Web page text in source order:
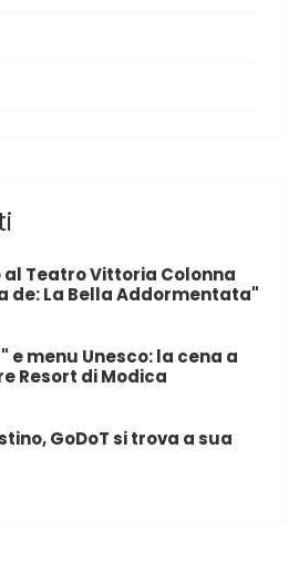
Teatro Vittoria Colonna
de: La Bella Addormentata"
e menu Unesco: la cena a
Resort di Modica
GoDoT si trova a sua